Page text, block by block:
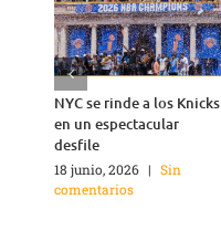
NYC se rinde a los Knicks
en un espectacular
desfile
18 junio, 2026 | Sin
comentarios